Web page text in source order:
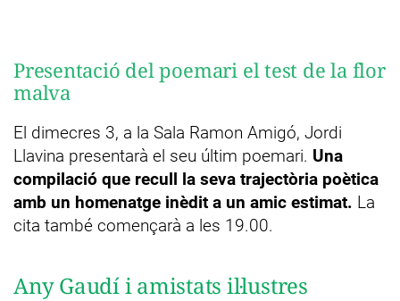
Presentació del poemari el test de la flor
malva
El dimecres 3, a la Sala Ramon Amigó, Jordi
Llavina presentarà el seu últim poemari. Una
compilació que recull la seva trajectòria poètica
amb un homenatge inèdit a un amic estimat. La
cita també començarà a les 19.00.
Any Gaudí i amistats il·lustres